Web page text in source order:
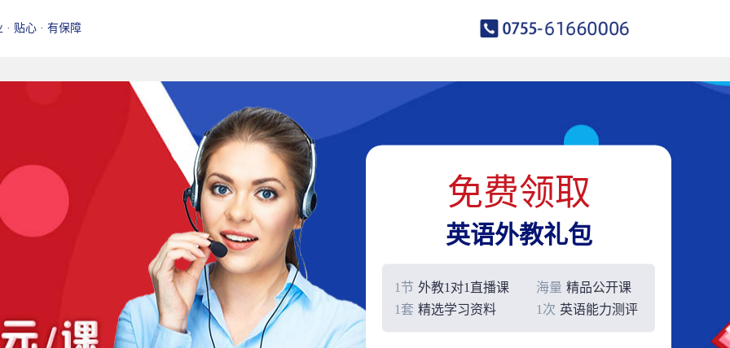
· 贴心 · 有保障
免费领取
英语外教礼包
1节 外教1对1直播课 海量 精品公开课
1套 精选学习资料 1次 英语能力测评